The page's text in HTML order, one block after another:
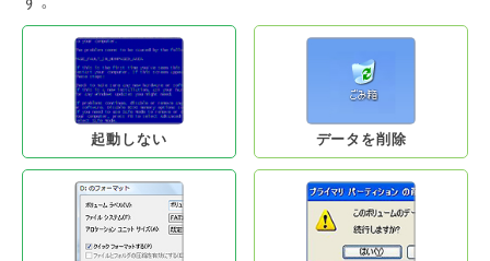
起動しない データを削除